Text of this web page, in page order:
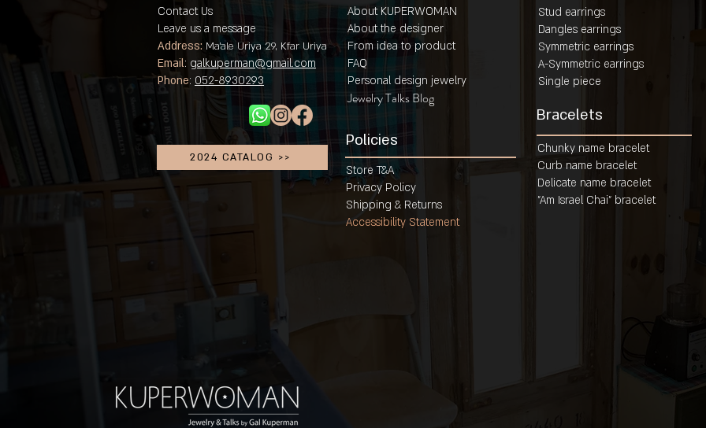
Contact Us
Leave us a message
Address: Ma'ale Uriya 29, Kfar Uriya
Email: galkuperman@gmail.com
Phone: 052-8930293
2024 CATALOG >>
About KUPERWOMAN
About the designer
From idea to product
FAQ
Personal design jewelry
Jewelry Talks Blog
Policies
Store T&A
Privacy Policy
Shipping & Returns
Accessibility Statement
Stud earrings
Dangles earrings
Symmetric earrings
A-Symmetric earrings
Single piece
Bracelets
Chunky name bracelet
Curb name bracelet
Delicate name bracelet
"Am Israel Chai" bracelet